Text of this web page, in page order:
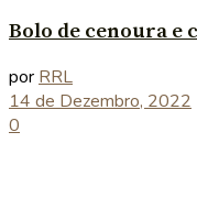
Bolo de cenoura e
por RRL
14 de Dezembro, 2022
0